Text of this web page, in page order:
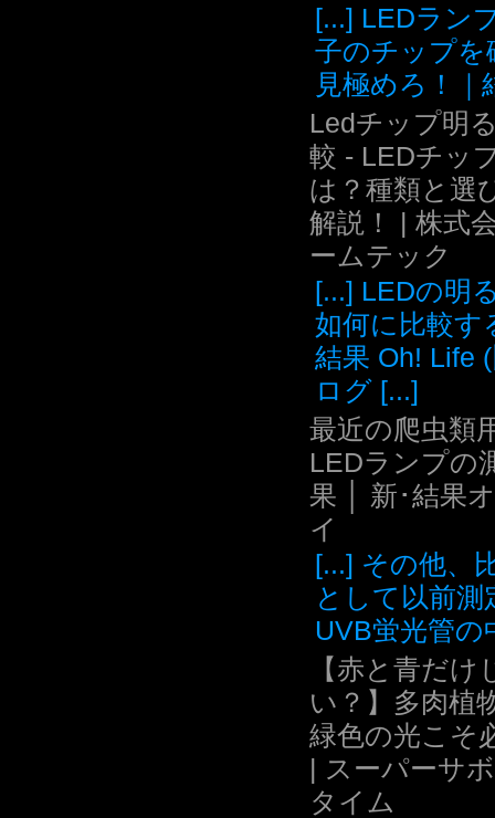
[...] LEDラン
子のチップを
見極めろ！｜
Ledチップ明
較 - LEDチッ
は？種類と選
解説！ | 株式
ームテック
[...] LEDの明
如何に比較す
結果 Oh! Life
ログ [...]
最近の爬虫類
LEDランプの
果 │ 新･結果
イ
[...] その他、
として以前測
UVB蛍光管の
【赤と青だけ
い？】多肉植
緑色の光こそ
| スーパーサ
タイム